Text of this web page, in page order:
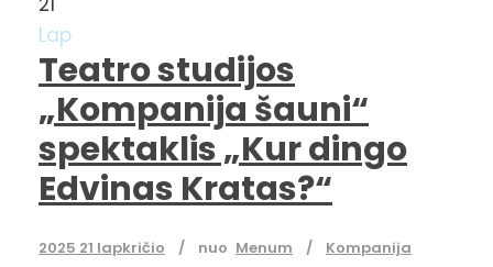
Lap
Teatro studijos
„Kompanija šauni“
spektaklis „Kur dingo
Edvinas Kratas?“
2025 21 lapkričio nuo Menum
Kompanija